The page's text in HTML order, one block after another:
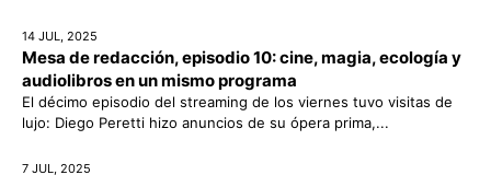
14 JUL, 2025
Mesa de redacción, episodio 10: cine, magia, ecología y
audiolibros en un mismo programa
El décimo episodio del streaming de los viernes tuvo visitas de
lujo: Diego Peretti hizo anuncios de su ópera prima,...
7 JUL, 2025